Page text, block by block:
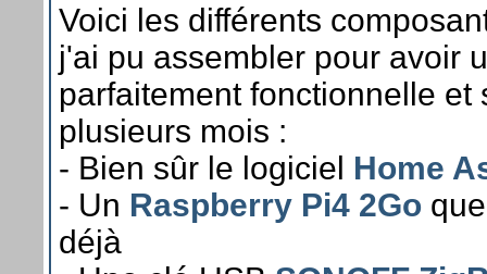
Voici les différents
j'ai pu assembler pour avoir
parfaitement fonctionnelle et
plusieurs mois :
- Bien sûr le logiciel Home
- Un Raspberry Pi4 2Go
déjà